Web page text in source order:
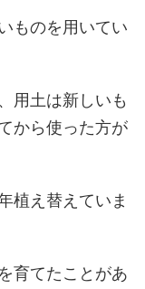
ものを用いてい
用土は新しいも
から使った方が
植え替えていま
育てたことがあ